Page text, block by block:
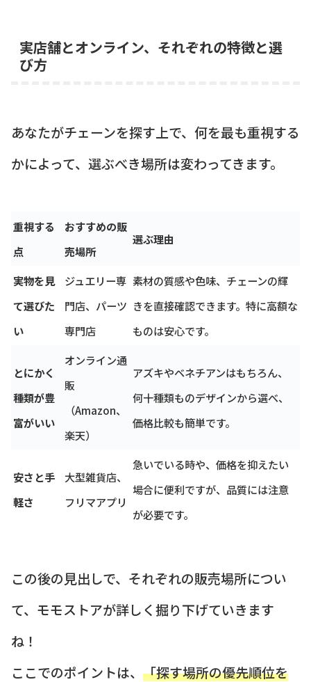
実店舗とオンライン、それぞれの特徴と選
び方
あなたがチェーンを探す上で、何を最も重視する
かによって、選ぶべき場所は変わってきます。
重視する
点
おすすめの販
売場所
選ぶ理由
実物を見
て選びた
い
ジュエリー専
門店、パーツ
専門店
素材の質感や色味、チェーンの輝
きを直接確認できます。特に高額な
ものは安心です。
とにかく
種類が豊
富がいい
オンライン通
販
（Amazon、
楽天）
アズキやベネチアンはもちろん、
何十種類ものデザインから選べ、
価格比較も簡単です。
安さと手
軽さ
大型雑貨店、
フリマアプリ
急いでいる時や、価格を抑えたい
場合に便利ですが、品質には注意
が必要です。
この後の見出しで、それぞれの販売場所につい
て、モモストアが詳しく掘り下げていきます
ね！
ここでのポイントは、 「探す場所の優先順位を